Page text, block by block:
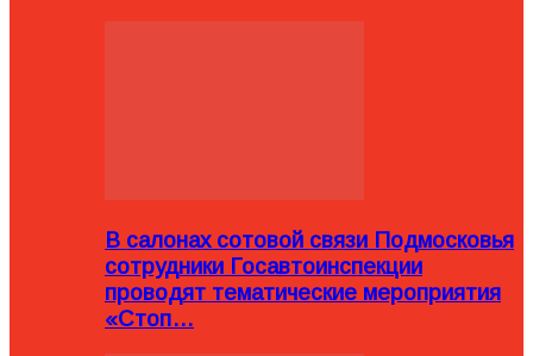
В салонах сотовой связи Подмосковья
сотрудники Госавтоинспекции
проводят тематические мероприятия
«Стоп…